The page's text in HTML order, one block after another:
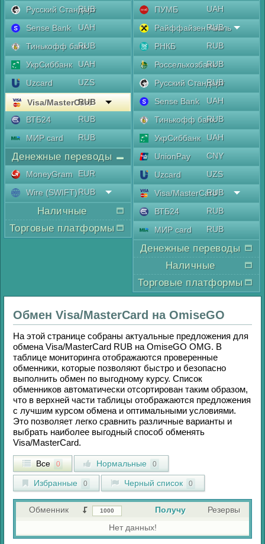
Русский Стандарт
RUB
Sense Bank
UAH
Тинькофф банкRUB
УкрСиббанк
UAH
Uzcard
UZS
Visa/MasterCard
RUB
ВТБ24
RUB
МИР card
RUB
Денежные переводы
MoneyGram
EUR
Wire (SWIFT)RUB
Наличные
Торговые платформы
ПУМБ
UAH
Райффайзен Аваль
RUB
РНКБ
RUB
РоссельхозбанкRUB
Русский Стандарт
RUB
Sense Bank
UAH
Тинькофф банкRUB
УкрСиббанк
UAH
UnionPay
CNY
Uzcard
UZS
Visa/MasterCard
RUB
ВТБ24
RUB
МИР card
RUB
Денежные переводы
Наличные
Торговые платформы
Обмен Visa/MasterCard на OmiseGO
На этой странице собраны актуальные предложения для
обмена Visa/MasterCard RUB на OmiseGO OMG. В
таблице мониторинга отображаются проверенные
обменники, которые позволяют быстро и безопасно
выполнить обмен по выгодному курсу. Список
обменников автоматически отсортирован таким образом,
что в верхней части таблицы отображаются предложения
с лучшим курсом обмена и оптимальными условиями.
Это позволяет легко сравнить различные варианты и
выбрать наиболее выгодный способ обменять
Visa/MasterCard.
Все 0 Нормальные 0
Избранные 0 Черный список 0
Обменник Получу
Резервы
Нет данных!